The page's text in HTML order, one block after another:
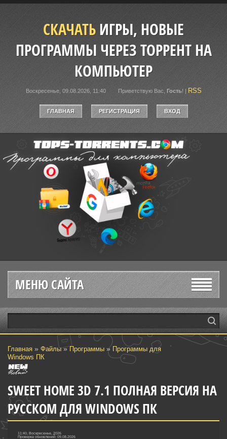
СКАЧАТЬИГРЫ, НОВЫЕ
ПРОГРАММЫ ЧЕРЕЗ ТОРРЕНТ НА
КОМПЬЮТЕР
Воскресенье, 09.08.2026, 11:40 Приветствую Вас Гость! | RSS
ГЛАВНАЯ РЕГИСТРАЦИЯ ВХОД
МЕНЮ САЙТА
Главная » Файлы»Программы » Программы для
Windows ПК
SWEET HOME 3D 7.1 ПОЛНАЯ ВЕРСИЯ НА
РУССКОМ ДЛЯ WINDOWS ПК
11:40, Воскресенье, 2026
Проверка обновлений: 09.08.2026